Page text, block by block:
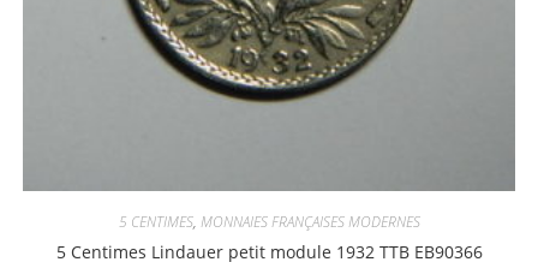
5 CENTIMES, MONNAIES FRANÇAISES MODERNES
5 Centimes Lindauer petit module 1932 TTB EB90366